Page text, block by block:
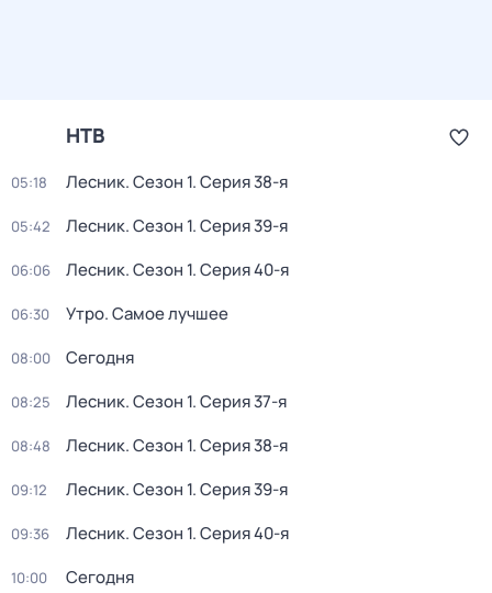
НТВ
05:18 Лесник. Сезон 1. Серия 38-я
05:42 Лесник. Сезон 1. Серия 39-я
06:06 Лесник. Сезон 1. Серия 40-я
06:30 Утро. Самое лучшее
08:00 Сегодня
08:25 Лесник. Сезон 1. Серия 37-я
08:48 Лесник. Сезон 1. Серия 38-я
09:12 Лесник. Сезон 1. Серия 39-я
09:36 Лесник. Сезон 1. Серия 40-я
10:00 Сегодня